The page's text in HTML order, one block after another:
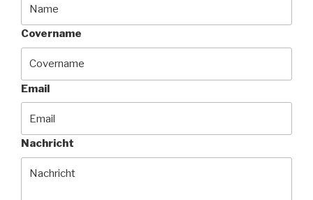
Covername
Email
Nachricht